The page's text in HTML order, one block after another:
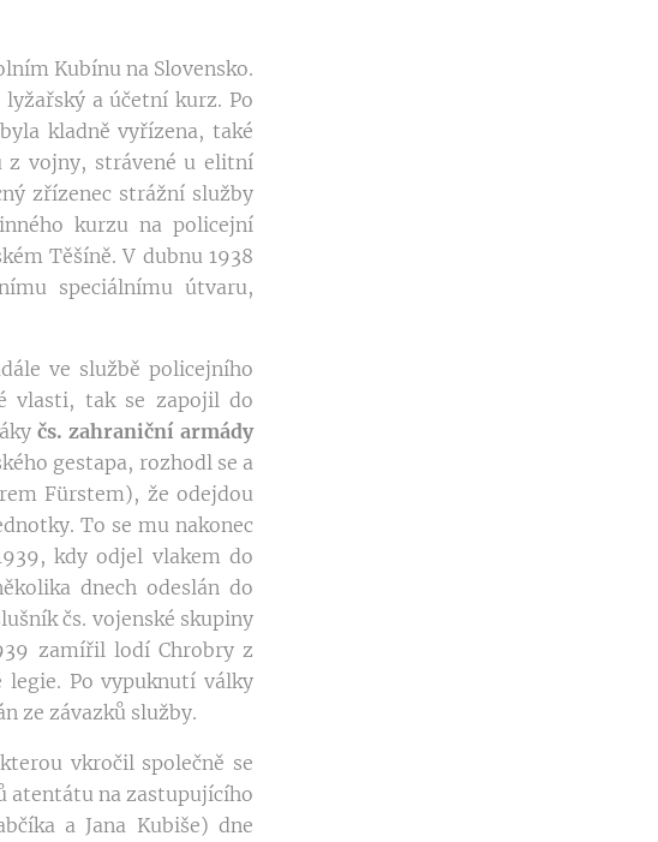
Kubínu na Slovensko.
a účetní kurz. Po
kladně vyřízena, také
z vojny, strávené u elitní
zřízenec strážní služby
kurzu na policejní
Těšíně. V dubnu 1938
speciálnímu útvaru,
ve službě policejního
vlasti, tak se zapojil do
čs. zahraniční armády
gestapa, rozhodl se a
Fürstem), že odejdou
To se mu nakonec
kdy odjel vlakem do
dnech odeslán do
čs. vojenské skupiny
zamířil lodí Chrobry z
legie. Po vypuknutí války
ze závazků služby.
vkročil společně se
atentátu na zastupujícího
a Jana Kubiše) dne